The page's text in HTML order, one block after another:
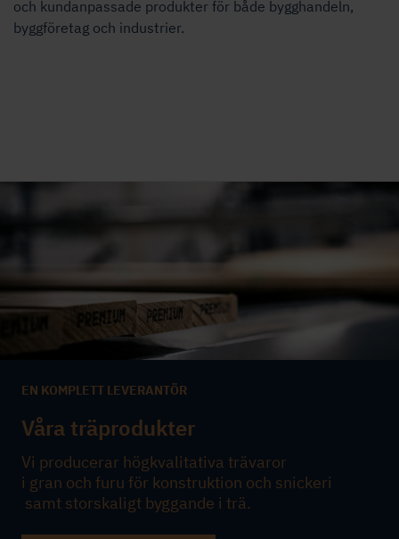
och kundanpassade produkter för både bygghandeln,
byggföretag och industrier.
EN KOMPLETT LEVERANTÖR
Våra träprodukter
Vi producerar högkvalitativa trävaror
i gran och furu för konstruktion och snickeri
samt storskaligt byggande i trä.